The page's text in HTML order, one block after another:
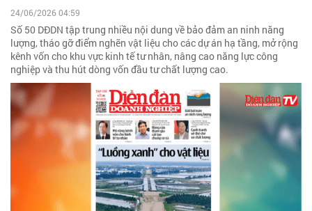
24/06/2026 04:59
Số 50 DĐDN tập trung nhiều nội dung về bảo đảm an ninh năng
lượng, tháo gỡ điểm nghẽn vật liệu cho các dự án hạ tầng, mở rộng
kênh vốn cho khu vực kinh tế tư nhân, nâng cao năng lực công
nghiệp và thu hút dòng vốn đầu tư chất lượng cao.